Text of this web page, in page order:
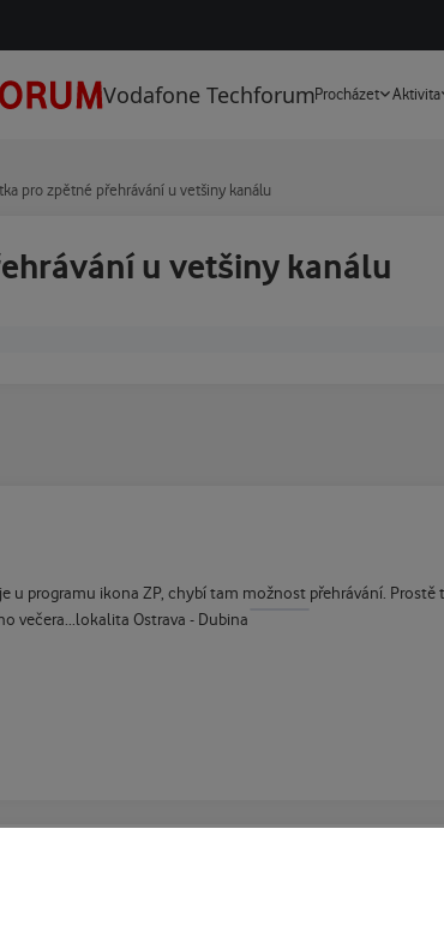
Vodafone TechforumProcházet Aktivita
pro zpětné přehrávání u vetšiny kanálu
u vetšiny kanálu
u programu ikona ZP, chybí tam možnost přehrávání.
večera...lokalita Ostrava - Dubina